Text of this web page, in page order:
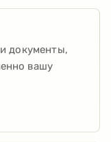
документы,
вашу